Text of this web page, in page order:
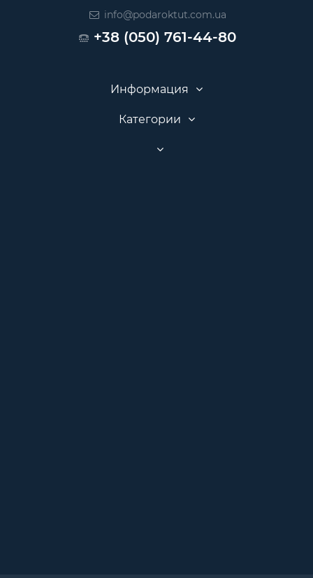
info@podaroktut.com.ua
+38 (050) 761-44-80
Информация
Категории